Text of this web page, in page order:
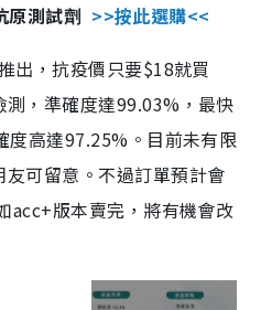
測試劑 >>按此選購<<
出，抗疫價只要$18就買
，準確度達99.03%，最快
度高達97.25%。目前未有限
可留意。不過訂單預計會
acc+版本賣完，將有機會改